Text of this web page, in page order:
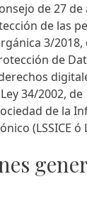
de 27
de las
3/2018,
de
34/2002,
de la
(LSSICE ó